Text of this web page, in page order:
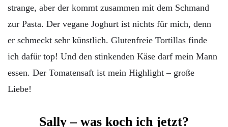
strange, aber der kommt zusammen mit dem Schmand
zur Pasta. Der vegane Joghurt ist nichts für mich, denn
er schmeckt sehr künstlich. Glutenfreie Tortillas finde
ich dafür top! Und den stinkenden Käse darf mein Mann
essen. Der Tomatensaft ist mein Highlight – große
Liebe!
Sally – was koch ich jetzt?